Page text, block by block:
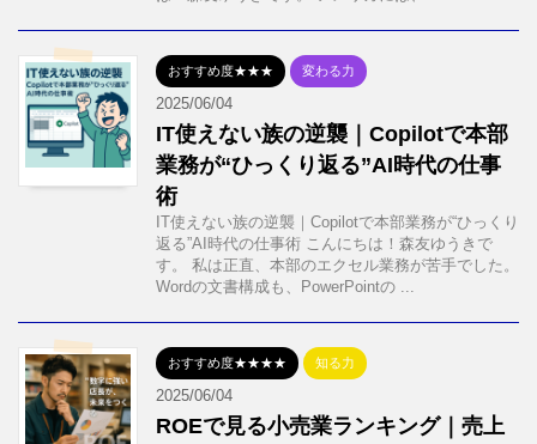
おすすめ度★★★ 変わる力
2025/06/04
IT使えない族の逆襲｜Copilotで本部
業務が“ひっくり返る”AI時代の仕事
術
IT使えない族の逆襲｜Copilotで本部業務が“ひっくり
返る”AI時代の仕事術 こんにちは！森友ゆうきで
す。 私は正直、本部のエクセル業務が苦手でした。
Wordの文書構成も、PowerPointの ...
おすすめ度★★★★ 知る力
2025/06/04
ROEで見る小売業ランキング｜売上